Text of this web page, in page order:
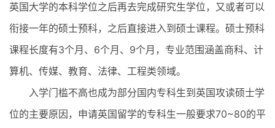
英国大学的本科学位之后再去完成研究生学位，又或者可以
衔接一年的硕士预科，之后直接进入到硕士课程。硕士预科
课程长度有3个月、6个月、9个月，专业范围涵盖商科、计
算机、传媒、教育、法律、工程类领域。
入学门槛不高也成为部分国内专科生到英国攻读硕士学
位的主要原因，申请英国留学的专科生一般要求70~80的平